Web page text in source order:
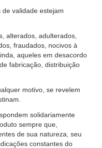
validade estejam
alterados, adulterados,
fraudados, nocivos à
aqueles em desacordo
fabricação, distribuição
motivo, se revelem
solidariamente
sempre que,
de sua natureza, seu
constantes do